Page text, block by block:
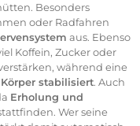
Besonders
oder Radfahren
aus. Ebenso
Koffein, Zucker oder
während eine
stabilisiert. Auch
Erholung und
Wer seine